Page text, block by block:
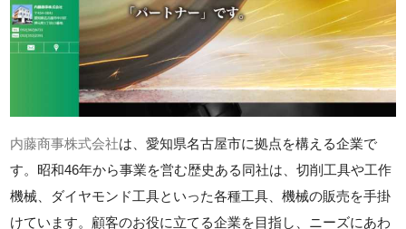
内藤商事株式会社は、愛知県名古屋市に拠点を構える企業で
す。昭和46年から事業を営む歴史ある同社は、切削工具や工作
機械、ダイヤモンド工具といった各種工具、機械の販売を手掛
けています。顧客のお役に立てる企業を目指し、ニーズにあわ